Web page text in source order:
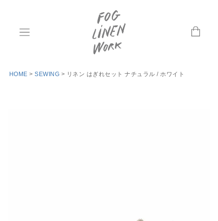
HOME SEWING リネン はぎれセット ナチュラル / ホワイト